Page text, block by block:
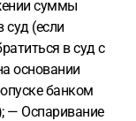
суммы
суд (если
в суд с
основании
банком
— Оспаривание